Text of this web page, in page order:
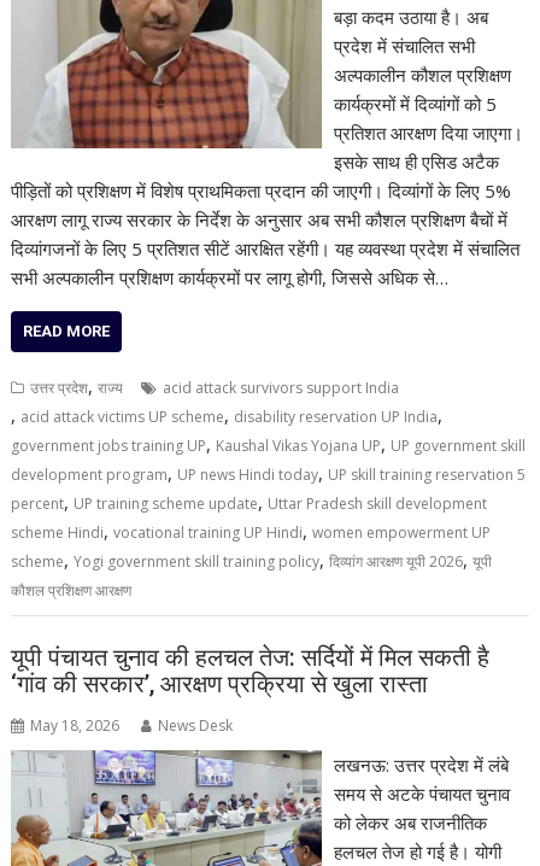
बड़ा कदम उठाया है। अब
प्रदेश में संचालित सभी
अल्पकालीन कौशल प्रशिक्षण
कार्यक्रमों में दिव्यांगों को 5
प्रतिशत आरक्षण दिया जाएगा।
इसके साथ ही एसिड अटैक
पीड़ितों को प्रशिक्षण में विशेष प्राथमिकता प्रदान की जाएगी। दिव्यांगों के लिए 5%
आरक्षण लागू राज्य सरकार के निर्देश के अनुसार अब सभी कौशल प्रशिक्षण बैचों में
दिव्यांगजनों के लिए 5 प्रतिशत सीटें आरक्षित रहेंगी। यह व्यवस्था प्रदेश में संचालित
सभी अल्पकालीन प्रशिक्षण कार्यक्रमों पर लागू होगी, जिससे अधिक से…
READ MORE
उत्तर प्रदेश,राज्य acid attack survivors support India
, acid attack victims UP scheme, disability reservation UP India,
government jobs training UP, Kaushal Vikas Yojana UP, UP government skill
development program, UP news Hindi today, UP skill training reservation 5
percent, UP training scheme update, Uttar Pradesh skill development
scheme Hindi,vocational training UP Hindi,women empowerment UP
scheme,Yogi government skill training policy,दिव्यांग आरक्षण यूपी 2026,यूपी
कौशल प्रशिक्षण आरक्षण
यूपी पंचायत चुनाव की हलचल तेज: सर्दियों में मिल सकती है
‘गांव की सरकार’, आरक्षण प्रक्रिया से खुला रास्ता
May 18, 2026 News Desk
लखनऊ: उत्तर प्रदेश में लंबे
समय से अटके पंचायत चुनाव
को लेकर अब राजनीतिक
हलचल तेज हो गई है। योगी